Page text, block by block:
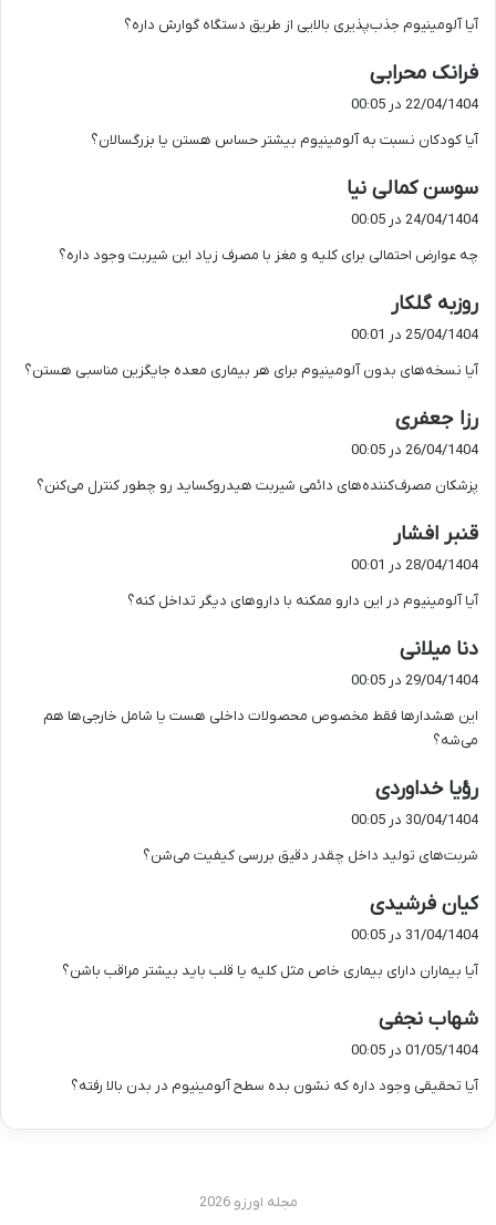
:
آیا آلومینیوم جذب‌پذیری بالایی از طریق دستگاه گوارش داره؟
فرانک محرابی
ف
:
22/04/1404 در 00:05
آیا کودکان نسبت به آلومینیوم بیشتر حساس هستن یا بزرگسالان؟
سوسن کمالی نیا
:
24/04/1404 در 00:05
چه عوارض احتمالی برای کلیه و مغز با مصرف زیاد این شیربت وجود داره؟
روزبه گلکار
:
25/04/1404 در 00:01
آیا نسخه‌های بدون آلومینیوم برای هر بیماری معده جایگزین مناسبی هستن؟
رزا جعفری
:
26/04/1404 در 00:05
پزشکان مصرف‌کننده‌های دائمی شیربت هیدروکساید رو چطور کنترل می‌کنن؟
قنبر افشار
:
28/04/1404 در 00:01
آیا آلومینیوم در این دارو ممکنه با داروهای دیگر تداخل کنه؟
دنا میلانی
29/04/1404 در 00:05
این هشدارها فقط مخصوص محصولات داخلی هست یا شامل خارجی‌ها هم
می‌شه؟
رؤیا خداوردی
ف
:
30/04/1404 در 00:05
شربت‌های تولید داخل چقدر دقیق بررسی کیفیت می‌شن؟
کیان فرشیدی
ف
:
31/04/1404 در 00:05
آیا بیماران دارای بیماری خاص مثل کلیه یا قلب باید بیشتر مراقب باشن؟
شهاب نجفی
ف
01/05/1404 در 00:05
آیا تحقیقی وجود داره که نشون بده سطح آلومینیوم در بدن بالا رفته؟
مجله اورزو 2026